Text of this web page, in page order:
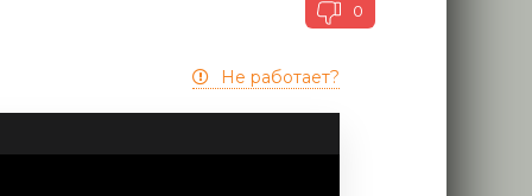
0
Не работает?